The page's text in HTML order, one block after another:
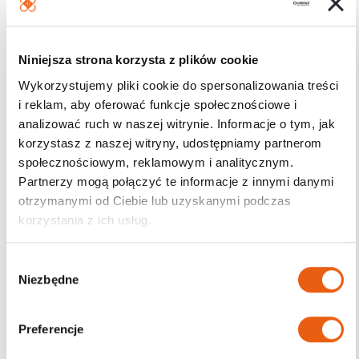
Niniejsza strona korzysta z plików cookie
Wykorzystujemy pliki cookie do spersonalizowania treści
i reklam, aby oferować funkcje społecznościowe i
analizować ruch w naszej witrynie. Informacje o tym, jak
korzystasz z naszej witryny, udostępniamy partnerom
społecznościowym, reklamowym i analitycznym.
Partnerzy mogą połączyć te informacje z innymi danymi
otrzymanymi od Ciebie lub uzyskanymi podczas
korzystania z ich usług.
Niezbędne
Preferencje
Smith & Nephew
Allevyn Gentle Border
Lite – opatrunek
piankowy sterylny dla
skóry wrażliwej
Wysyłka w ciągu 24h
Wybierz opcje